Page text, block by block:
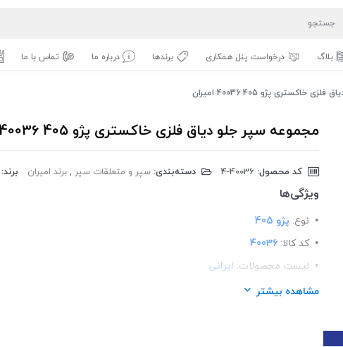
بلاگ درخواست پنل همکاری برندها درباره ما تماس با ما
پژو 405 40036 امیران
مجموعه سپر جلو دیاق فلزی خاکستری پژو 405 40036 امیران
کد محصول: دسته‌بندی: سپر و متعلقات سپر ,برند امیران برند:
ویژگی‌ها
نوع: پژو 405
کد کالا: 40036
لیست محصولات: ایرانی
برند:امیران پلیمر
مشاهده بیشتر